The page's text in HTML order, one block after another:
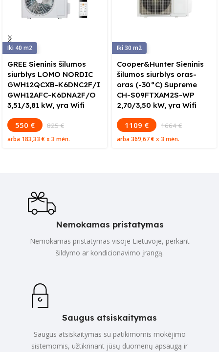
40
GREE Sieninis šilumos
siurblys LOMO NORDIC
GWH12QCXB-K6DNC2F/I
GWH12AFC-K6DNA2F/O
3,51/3,81 kW, yra Wifi
550 € 825 €
arba 183,33 €x 3 mėn.
30
Cooper&Hunter Sieninis
šilumos siurblys oras-
oras (-30°C) Supreme
CH-S09FTXAM2S-WP
2,70/3,50 kW, yra Wifi
1109 € 1664 €
arba369,67 €x 3 mėn.
Nemokamas pristatymas
Nemokamas pristatymas visoje Lietuvoje, perkant
šildymo ar kondicionavimo įrangą.
Saugus atsiskaitymas
Saugus atsiskaitymas su patikimomis mokėjimo
sistemomis, užtikrinant jūsų duomenų apsaugą ir